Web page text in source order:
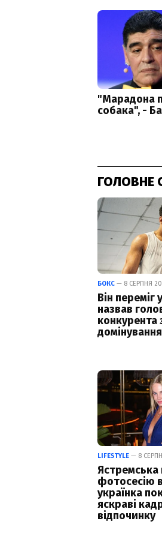
ГОЛОВНЕ
БОКС — 8 СЕРПНЯ
Він переміг
назвав
конкурента
домінування
LIFESTYLE — 8
Ястремська
фотосесію
українка
яскраві
відпочинку